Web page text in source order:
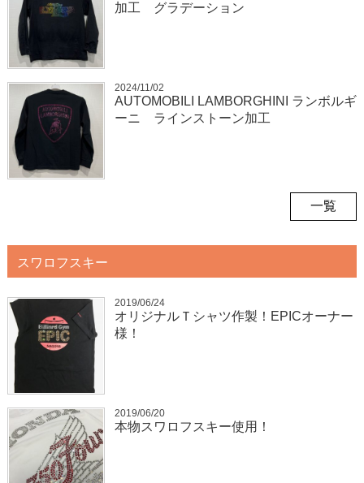
加工 グラデーション
2024/11/02
AUTOMOBILI LAMBORGHINI ランボルギ
ーニ ラインストーン加工
一覧
スワロフスキー
2019/06/24
オリジナルＴシャツ作製！EPICオーナー
様！
2019/06/20
本物スワロフスキー使用！